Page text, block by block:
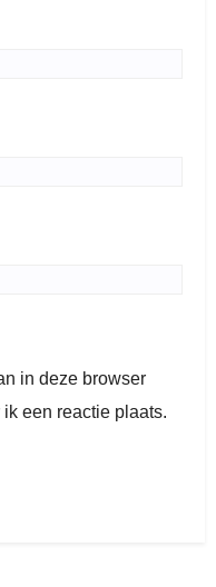
in deze browser
een reactie plaats.